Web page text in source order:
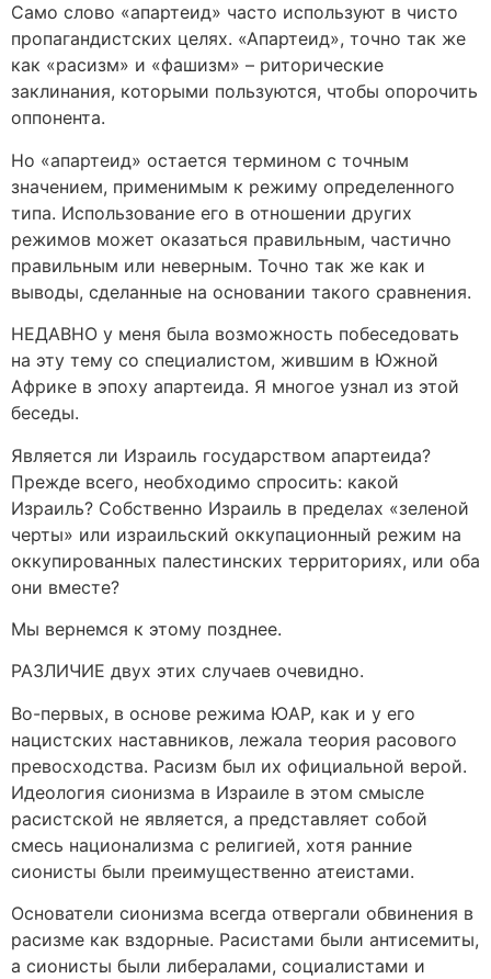
Само слово «апартеид» часто используют в чисто
пропагандистских целях. «Апартеид», точно так же
как «расизм» и «фашизм» – риторические
заклинания, которыми пользуются, чтобы опорочить
оппонента.
Но «апартеид» остается термином с точным
значением, применимым к режиму определенного
типа. Использование его в отношении других
режимов может оказаться правильным, частично
правильным или неверным. Точно так же как и
выводы, сделанные на основании такого сравнения.
НЕДАВНО у меня была возможность побеседовать
на эту тему со специалистом, жившим в Южной
Африке в эпоху апартеида. Я многое узнал из этой
беседы.
Является ли Израиль государством апартеида?
Прежде всего, необходимо спросить: какой
Израиль? Собственно Израиль в пределах «зеленой
черты» или израильский оккупационный режим на
оккупированных палестинских территориях, или оба
они вместе?
Мы вернемся к этому позднее.
РАЗЛИЧИЕ двух этих случаев очевидно.
Во-первых, в основе режима ЮАР, как и у его
нацистских наставников, лежала теория расового
превосходства. Расизм был их официальной верой.
Идеология сионизма в Израиле в этом смысле
расистской не является, а представляет собой
смесь национализма с религией, хотя ранние
сионисты были преимущественно атеистами.
Основатели сионизма всегда отвергали обвинения в
расизме как вздорные. Расистами были антисемиты,
а сионисты были либералами, социалистами и